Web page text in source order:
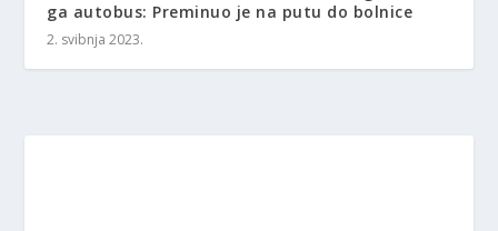
ga autobus: Preminuo je na putu do bolnice
2. svibnja 2023.